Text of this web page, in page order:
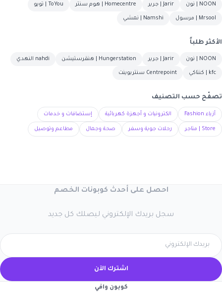
NOON | نون Jarir | جرير Homecentre | هوم سنتر ToYou | تويو
Mrsool | مرسول Namshi | نمشي
الأكثر طلباً
NOON | نون Jarir | جرير Hungerstation | هنقرستيشن nahdi النهدي
kfc | كنتاكي Centrepoint سنتربوينت
تصفّح حسب التصنيف
أزياء Fashion الكترونيات و أجهزة كهربائية إستضافات و خدمات
Store | متاجر رحلات جوية وسفر صحة وجمال مطاعم وتوصيل
احصل على أحدث كوبونات الخصم
سجل بريدك الإلكتروني ليصلك كل جديد
اشترك الآن
كوبون وافي